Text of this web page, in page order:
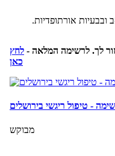
אורתופדיות.